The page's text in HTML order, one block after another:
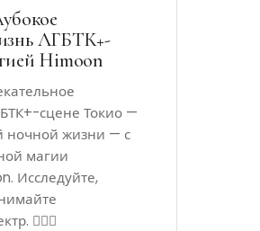
ЛГБТК+-
Himoon
сцене Токио —
ночной жизни — с
магии
Исследуйте,
🏳️‍🌈✨